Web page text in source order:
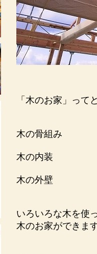
「木のお家」って
木の骨組み
木の内装
木の外壁
いろいろな木を使
木のお家ができま